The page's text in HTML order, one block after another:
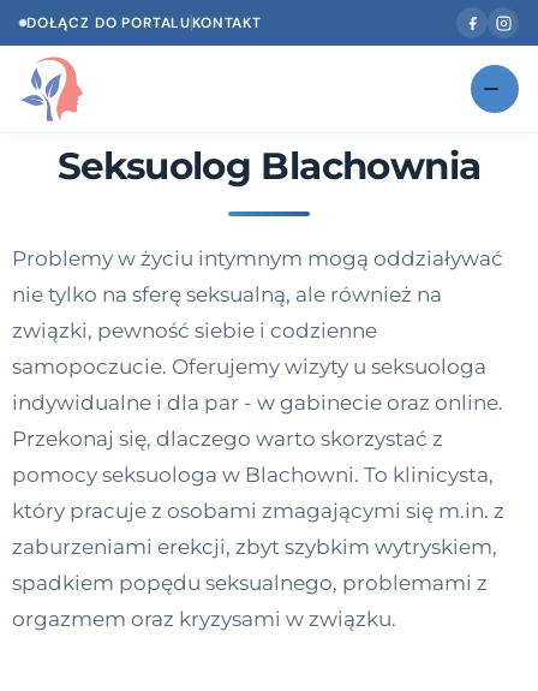
DOŁĄCZ DO PORTALUKONTAKT
Znajdź swojego specjalistęNOWOŚĆ
Według specjalizacji
Diagnozy psychologiczne
Testy psychologiczne
Dawka wiedzy
Dla specjalistów
Kontakt
Seksuolog Blachownia
Problemy w życiu intymnym mogą oddziaływać
nie tylko na sferę seksualną, ale również na
związki, pewność siebie i codzienne
samopoczucie. Oferujemy wizyty u seksuologa
indywidualne i dla par - w gabinecie oraz online.
Przekonaj się, dlaczego warto skorzystać z
pomocy seksuologa w Blachowni. To klinicysta,
który pracuje z osobami zmagającymi się m.in. z
zaburzeniami erekcji, zbyt szybkim wytryskiem,
spadkiem popędu seksualnego, problemami z
orgazmem oraz kryzysami w związku.